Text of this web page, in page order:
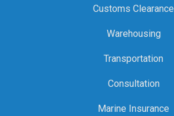
Customs Clearance
Warehousing
Transportation
Consultation
Marine Insurance